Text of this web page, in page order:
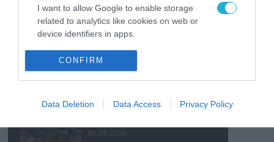
I want to allow Google to enable storage
related to analytics like cookies on web or
device identifiers in apps.
I want to allow Google to enable storage
related to functionality of the website or app.
related to personalization.
I want to allow Google to enable storage
CONFIRM
Data Deletion Data Access Privacy Policy
Πολωνία: Κλιμακώνεται
η εχθρότητα κατά
Ουκρανών – Η τεράστια
αύξηση σε επιθέσεις
08.08.2026
Ιράν: «Φρένο» στο
Ορμούζ – Ζητά